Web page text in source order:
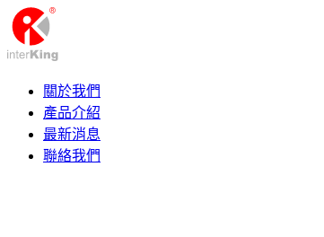
關於我們
產品介紹
最新消息
聯絡我們